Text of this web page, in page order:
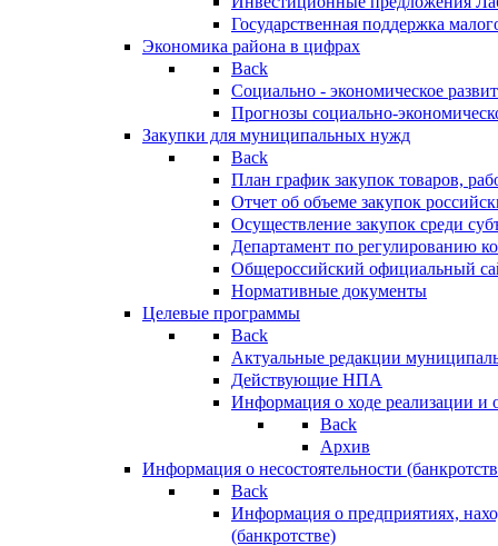
Государственная поддержка
Экономика района в цифрах
Back
Социально - экономическое
Прогнозы социально-
Закупки для муниципальных нужд
Back
План график закупок товаров,
Отчет об объеме закупок
Осуществление закупок среди
Департамент по регулированию
Общероссийский официальный
Нормативные документы
Целевые программы
Back
Актуальные редакции
Действующие НПА
Информация о ходе реализации
Back
Архив
Информация о несостоятельности
Back
Информация о предприятиях,
(банкротстве)